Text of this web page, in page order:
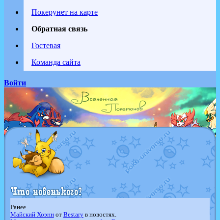
Покерунет на карте
Обратная связь
Гостевая
Команда сайта
Войти
Ранее
Майский Хоэннот Bestaryв новостях.